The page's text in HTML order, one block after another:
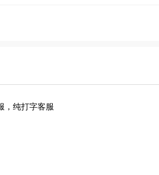
，纯打字客服